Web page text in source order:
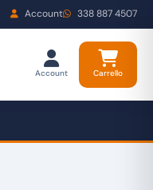
Account 338 887 4507
Account Carrello